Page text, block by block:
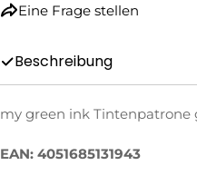
Eine Frage stellen
Name
Ihre
Mail
Beschreibung
my green ink Tintenpatrone
EAN: 4051685131943